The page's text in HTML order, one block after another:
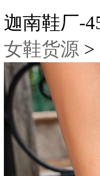
迦南鞋厂-
女鞋货源 >